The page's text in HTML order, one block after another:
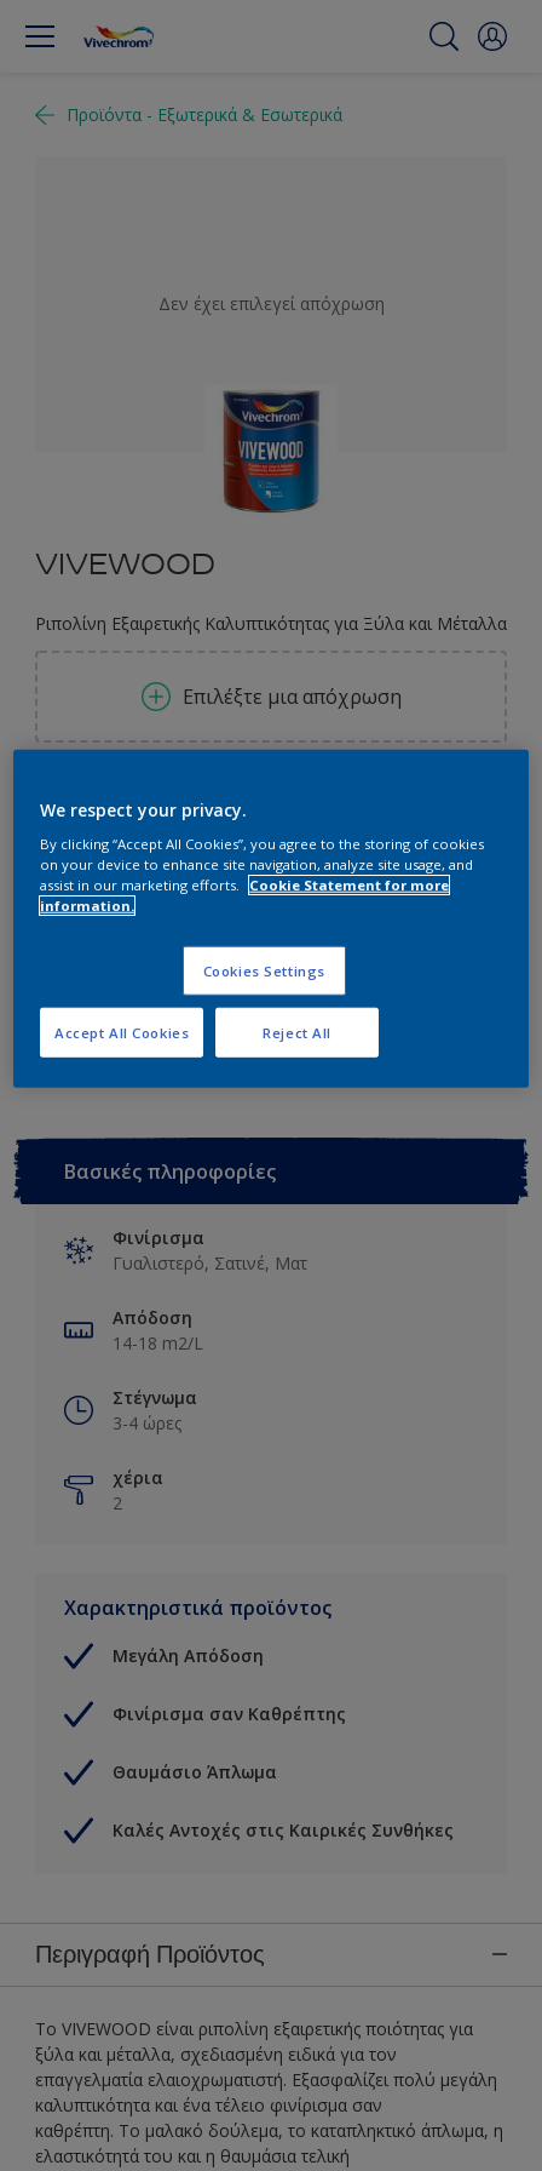
Προϊόντα - Εξωτερικά & Εσωτερικά
Δεν έχει επιλεγεί απόχρωση
VIVEWOOD
Ριπολίνη Εξαιρετικής Καλυπτικότητας για Ξύλα και Μέταλλα
Επιλέξτε μια απόχρωση
0.7L
0.72L
2.25L
Ποσότητα Υπολογισμός χρώματος
Προσθήκη στο Workspace
Εύρεση Καταστήματος
Βασικές πληροφορίες
Φινίρισμα
Γυαλιστερό, Σατινέ, Ματ
Απόδοση
14-18 m2/L
Στέγνωμα
3-4 ώρες
χέρια
2
Χαρακτηριστικά προϊόντος
Μεγάλη Απόδοση
Φινίρισμα σαν Καθρέπτης
Θαυμάσιο Άπλωμα
Καλές Αντοχές στις Καιρικές Συνθήκες
Περιγραφή Προϊόντος
Το VIVEWOOD είναι ριπολίνη εξαιρετικής ποιότητας για
ξύλα και μέταλλα, σχεδιασμένη ειδικά για τον
επαγγελματία ελαιοχρωματιστή. Εξασφαλίζει πολύ μεγάλη
καλυπτικότητα και ένα τέλειο φινίρισμα σαν
καθρέπτη. Το μαλακό δούλεμα, το καταπληκτικό άπλωμα, η
ελαστικότητά του και η θαυμάσια τελική
We respect your privacy.
By clicking “Accept All Cookies”, you agree to the storing of cookies
on your device to enhance site navigation, analyze site usage, and
assist in our marketing efforts.
Cookie Statement for more
information.
Cookies Settings
Reject All
Accept All Cookies